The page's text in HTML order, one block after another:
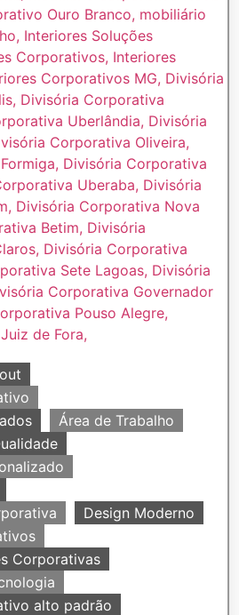
Área de Trabalho
Design Moderno
Corporativas
alto padrão